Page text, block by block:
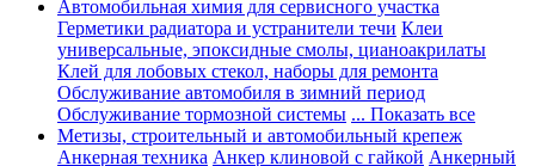
Автомобильная химия для сервисного участка
Герметики радиатора и устранители течи Клеи
универсальные, эпоксидные смолы, цианоакрилаты
Клей для лобовых стекол, наборы для ремонта
Обслуживание автомобиля в зимний период
Обслуживание тормозной системы ... Показать все
Метизы, строительный и автомобильный крепеж
Анкерная техника Анкер клиновой с гайкой Анкерный